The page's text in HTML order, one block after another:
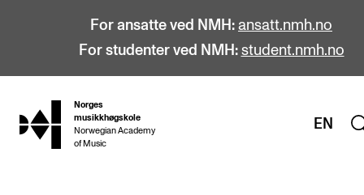
For ansatte ved NMH: ansatt.nmh.no
For studenter ved NMH: student.nmh.no
hjem
Norges
musikkhøgskole
Norwegian Academy
of Music
EN